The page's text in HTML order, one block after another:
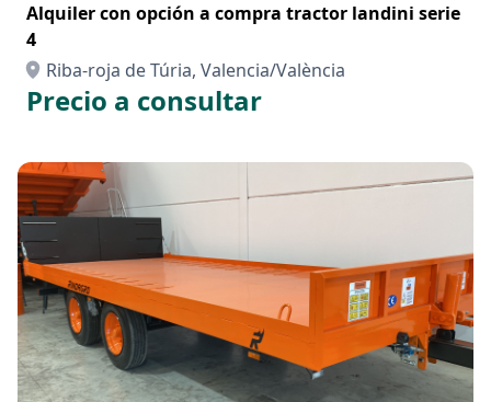
Alquiler con opción a compra tractor landini serie
4
Riba-roja de Túria, Valencia/València
Precio a consultar